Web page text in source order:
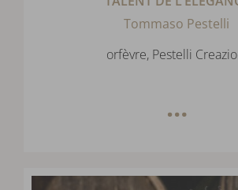
Tommaso Pestelli
orfèvre, Pestelli
…